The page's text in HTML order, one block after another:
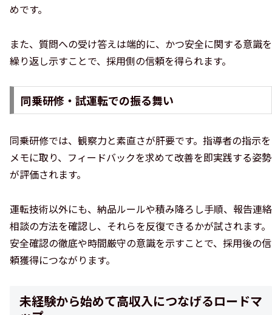
めです。
また、質問への受け答えは端的に、かつ安全に関する意識を
繰り返し示すことで、採用側の信頼を得られます。
同乗研修・試運転での振る舞い
同乗研修では、観察力と素直さが肝要です。指導者の指示を
メモに取り、フィードバックを求めて改善を即実践する姿勢
が評価されます。
運転技術以外にも、納品ルールや積み降ろし手順、報告連絡
相談の方法を確認し、それらを反復できるかが試されます。
安全確認の徹底や時間厳守の意識を示すことで、採用後の信
頼獲得につながります。
未経験から始めて高収入につなげるロードマ